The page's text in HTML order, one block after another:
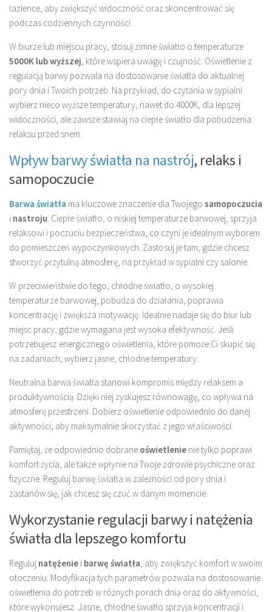
łazience, aby zwiększyć widoczność oraz skoncentrować się
podczas codziennych czynności.
W biurze lub miejscu pracy, stosuj zimne światło o temperaturze
5000K lub wyższej , które wspiera uwagę i czujność. Oświetlenie z
regulacją barwy pozwala na dostosowanie światła do aktualnej
pory dnia i Twoich potrzeb. Na przykład, do czytania w sypialni
wybierz nieco wyższe temperatury, nawet do 4000K, dla lepszej
widoczności, ale zawsze stawiaj na ciepłe światło dla pobudzenia
relaksu przed snem.
Wpływ barwy światła na nastrój, relaks i
samopoczucie
Barwa światła ma kluczowe znaczenie dla Twojego samopoczucia
i nastroju . Ciepłe światło, o niskiej temperaturze barwowej, sprzyja
relaksowi i poczuciu bezpieczeństwa, co czyni je idealnym wyborem
do pomieszczeń wypoczynkowych. Zastosuj je tam, gdzie chcesz
stworzyć przytulną atmosferę, na przykład w sypialni czy salonie.
W przeciwieństwie do tego, chłodne światło, o wysokiej
temperaturze barwowej, pobudza do działania, poprawia
koncentrację i zwiększa motywację. Idealnie nadaje się do biur lub
miejsc pracy, gdzie wymagana jest wysoka efektywność. Jeśli
potrzebujesz energicznego oświetlenia, które pomoże Ci skupić się
na zadaniach, wybierz jasne, chłodne temperatury.
Neutralna barwa światła stanowi kompromis między relaksem a
produktywnością. Dzięki niej zyskujesz równowagę, co wpływa na
atmosferę przestrzeni. Dobierz oświetlenie odpowiednio do danej
aktywności, aby maksymalnie skorzystać z jego właściwości.
Pamiętaj, że odpowiednio dobrane oświetlenie nie tylko poprawi
komfort życia, ale także wpłynie na Twoje zdrowie psychiczne oraz
fizyczne. Reguluj barwę światła w zależności od pory dnia i
zastanów się, jak chcesz się czuć w danym momencie.
Wykorzystanie regulacji barwy i natężenia
światła dla lepszego komfortu
Reguluj natężenie i barwę światła , aby zwiększyć komfort w swoim
otoczeniu. Modyfikacja tych parametrów pozwala na dostosowanie
oświetlenia do potrzeb w różnych porach dnia oraz do aktywności,
które wykonujesz. Jasne, chłodne światło sprzyja koncentracji i